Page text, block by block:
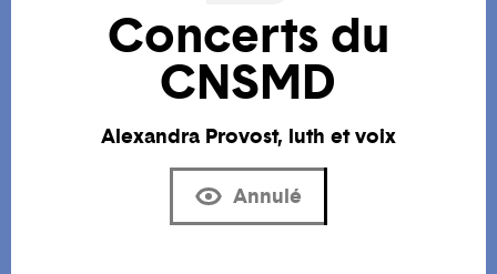
Concerts du
CNSMD
Alexandra Provost, luth et voix
Annulé